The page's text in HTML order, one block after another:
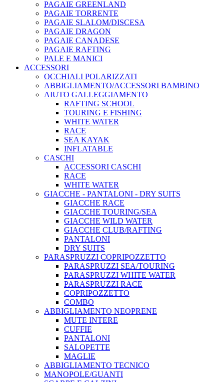
PAGAIE GREENLAND
PAGAIE TORRENTE
PAGAIE SLALOM/DISCESA
PAGAIE DRAGON
PAGAIE CANADESE
PAGAIE RAFTING
PALE E MANICI
ACCESSORI
OCCHIALI POLARIZZATI
ABBIGLIAMENTO/ACCESSORI BAMBINO
AIUTO GALLEGGIAMENTO
RAFTING SCHOOL
TOURING E FISHING
WHITE WATER
RACE
SEA KAYAK
INFLATABLE
CASCHI
ACCESSORI CASCHI
RACE
WHITE WATER
GIACCHE - PANTALONI - DRY SUITS
GIACCHE RACE
GIACCHE TOURING/SEA
GIACCHE WILD WATER
GIACCHE CLUB/RAFTING
PANTALONI
DRY SUITS
PARASPRUZZI COPRIPOZZETTO
PARASPRUZZI SEA/TOURING
PARASPRUZZI WHITE WATER
PARASPRUZZI RACE
COPRIPOZZETTO
COMBO
ABBIGLIAMENTO NEOPRENE
MUTE INTERE
CUFFIE
PANTALONI
SALOPETTE
MAGLIE
ABBIGLIAMENTO TECNICO
MANOPOLE/GUANTI